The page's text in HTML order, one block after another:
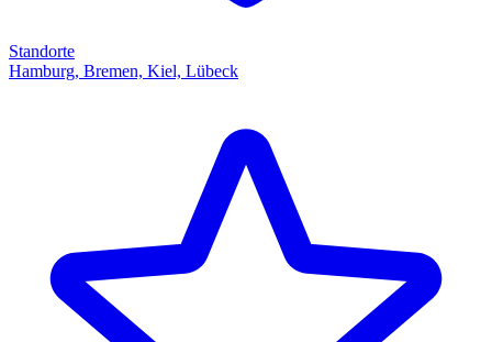
Standorte
Hamburg, Bremen, Kiel, Lübeck